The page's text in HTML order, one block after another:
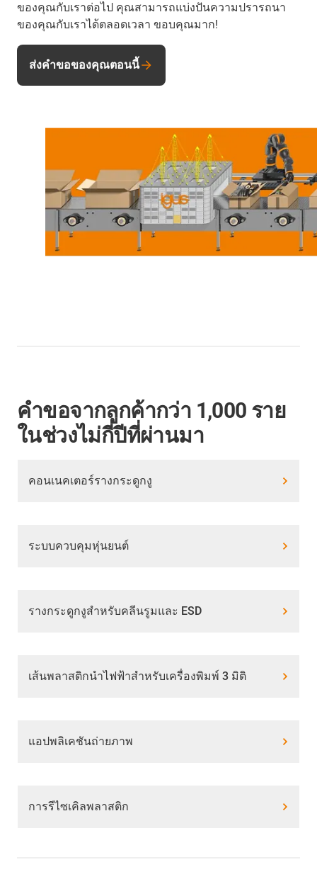
ของคุณกับเราต่อไป คุณสามารถแบ่งปันความปรารถนา
ของคุณกับเราได้ตลอดเวลา ขอบคุณมาก!
ส่งคำขอของคุณตอนนี้
คำขอจากลูกค้ากว่า 1,000 ราย
ในช่วงไม่กี่ปีที่ผ่านมา
คอนเนคเตอร์รางกระดูกงู
ระบบควบคุมหุ่นยนต์
รางกระดูกงูสำหรับคลีนรูมและ ESD
เส้นพลาสติกนำไฟฟ้าสำหรับเครื่องพิมพ์ 3 มิติ
แอปพลิเคชันถ่ายภาพ
การรีไซเคิลพลาสติก